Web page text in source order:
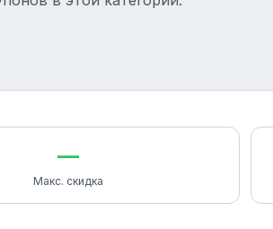
—
Макс. скидка